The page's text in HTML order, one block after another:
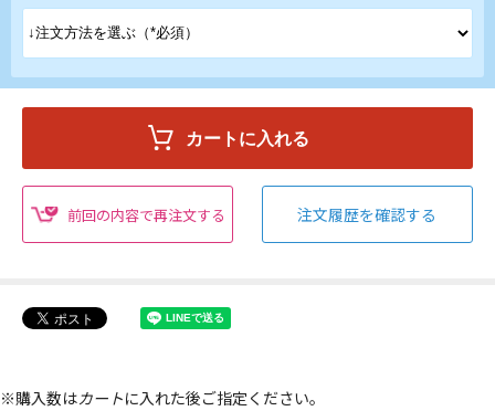
前回の内容で再注文する 注文履歴を確認する
※購入数はカートに入れた後ご指定ください。